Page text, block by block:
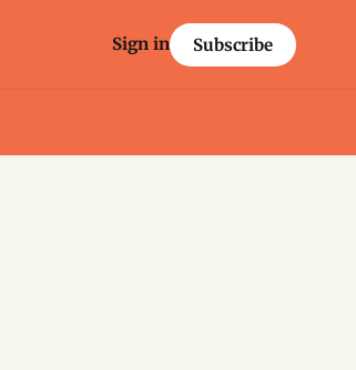
Sign in Subscribe